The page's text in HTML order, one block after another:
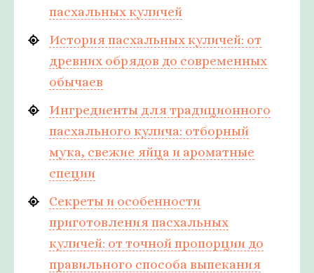
пасхальных куличей
История пасхальных куличей: от
древних обрядов до современных
обычаев
Ингредиенты для традиционного
пасхального кулича: отборный
мука, свежие яйца и ароматные
специи
Секреты и особенности
приготовления пасхальных
куличей: от точной пропорции до
правильного способа выпекания